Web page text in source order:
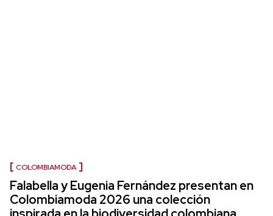
COLOMBIAMODA
Falabella y Eugenia Fernández presentan en
Colombiamoda 2026 una colección